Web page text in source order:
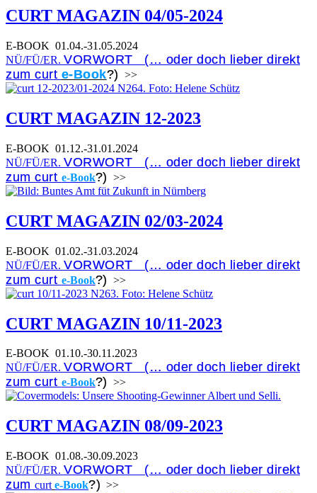
CURT MAGAZIN 04/05-2024
E-BOOK 01.04.-31.05.2024
NÜ/FÜ/ER. VORWORT (… oder doch lieber direkt
zum curt e-Book?) >>
CURT MAGAZIN 12-2023
E-BOOK 01.12.-31.01.2024
NÜ/FÜ/ER. VORWORT (… oder doch lieber direkt
zum curt e-Book?) >>
CURT MAGAZIN 02/03-2024
E-BOOK 01.02.-31.03.2024
NÜ/FÜ/ER. VORWORT (… oder doch lieber direkt
zum curt e-Book?) >>
CURT MAGAZIN 10/11-2023
E-BOOK 01.10.-30.11.2023
NÜ/FÜ/ER. VORWORT (… oder doch lieber direkt
zum curt e-Book?) >>
CURT MAGAZIN 08/09-2023
E-BOOK 01.08.-30.09.2023
NÜ/FÜ/ER. VORWORT (… oder doch lieber direkt
zum curt e-Book?) >>